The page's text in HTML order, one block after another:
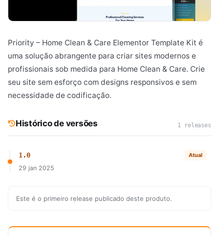
Priority – Home Clean & Care Elementor Template Kit é
uma solução abrangente para criar sites modernos e
profissionais sob medida para Home Clean & Care. Crie
seu site sem esforço com designs responsivos e sem
necessidade de codificação.
Histórico de versões 1 releases
1.0 Atual
29 jan 2025
Este é o primeiro release publicado deste produto.